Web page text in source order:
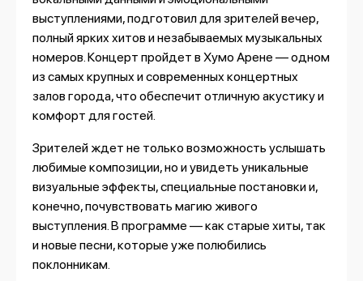
выступлениями, подготовил для зрителей вечер,
полный ярких хитов и незабываемых музыкальных
номеров. Концерт пройдет в Хумо Арене — одном
из самых крупных и современных концертных
залов города, что обеспечит отличную акустику и
комфорт для гостей.
Зрителей ждет не только возможность услышать
любимые композиции, но и увидеть уникальные
визуальные эффекты, специальные постановки и,
конечно, почувствовать магию живого
выступления. В программе — как старые хиты, так
и новые песни, которые уже полюбились
поклонникам.